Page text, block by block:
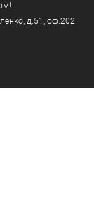
д.51, оф.202